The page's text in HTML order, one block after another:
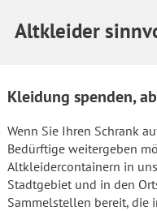
Altkleider
Kleidung spenden,
Wenn Sie Ihren Schrank
Bedürftige weitergeben
Altkleidercontainern in
Stadtgebiet und in den
Sammelstellen bereit, die